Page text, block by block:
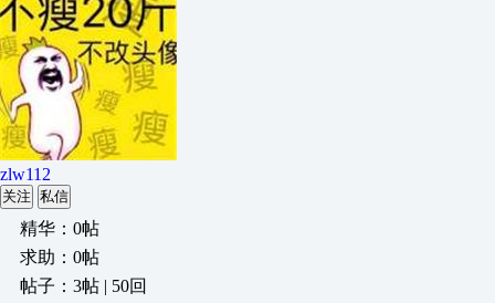
zlw112
关注 私信
精华：0帖
求助：0帖
帖子：3帖 | 50回